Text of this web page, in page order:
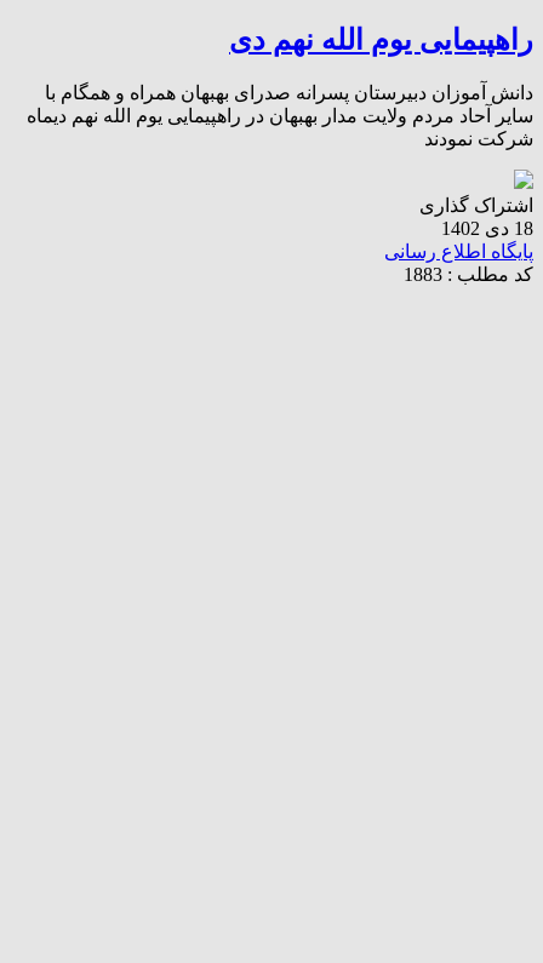
راهپیمایی یوم الله نهم دی
دانش آموزان دبیرستان پسرانه صدرای بهبهان همراه و همگام با
سایر آحاد مردم ولایت مدار بهبهان در راهپیمایی یوم الله نهم دیماه
شرکت نمودند
اشتراک گذاری
18 دی 1402
پایگاه اطلاع رسانی
کد مطلب : 1883